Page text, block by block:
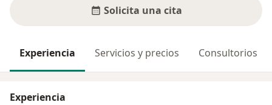
Solicita una cita
Experiencia Servicios y precios Consultorios
Experiencia